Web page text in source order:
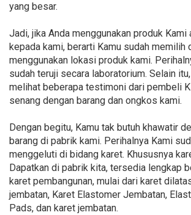
yang besar.
Jadi, jika Anda menggunakan produk Kami
kepada kami, berarti Kamu sudah memilih
menggunakan lokasi produk kami.
sudah teruji secara laboratorium. Selain
melihat beberapa testimoni dari pembeli
senang dengan barang dan ongkos kami.
Dengan begitu, Kamu tak butuh khawatir
barang di pabrik kami. Perihalnya Kami
menggeluti di bidang karet. Khususnya
Dapatkan di pabrik kita, tersedia lengkap
karet pembangunan, mulai dari karet
jembatan, Karet Elastomer Jembatan,
Pads, dan karet jembatan.